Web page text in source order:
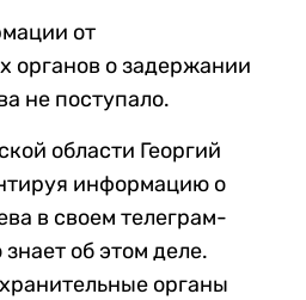
от
органов о задержании
не поступало.
области Георгий
информацию о
в своем телеграм-
знает об этом деле.
органы